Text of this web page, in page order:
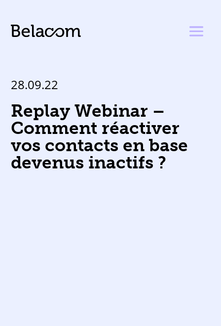
Replay Webinar –
Comment réactiver
vos contacts en base
devenus inactifs ?
28.09.22